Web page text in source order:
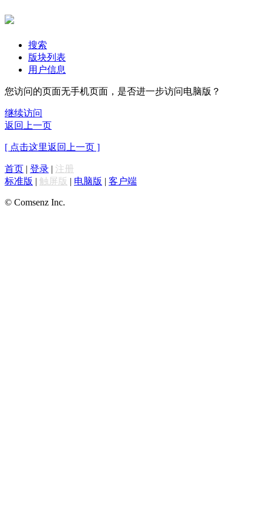
搜索
版块列表
用户信息
您访问的页面无手机页面，是否进一步访问电脑版？
继续访问
返回上一页
[ 点击这里返回上一页 ]
首页 | 登录 | 注册
标准版 | 触屏版 | 电脑版 | 客户端
© Comsenz Inc.